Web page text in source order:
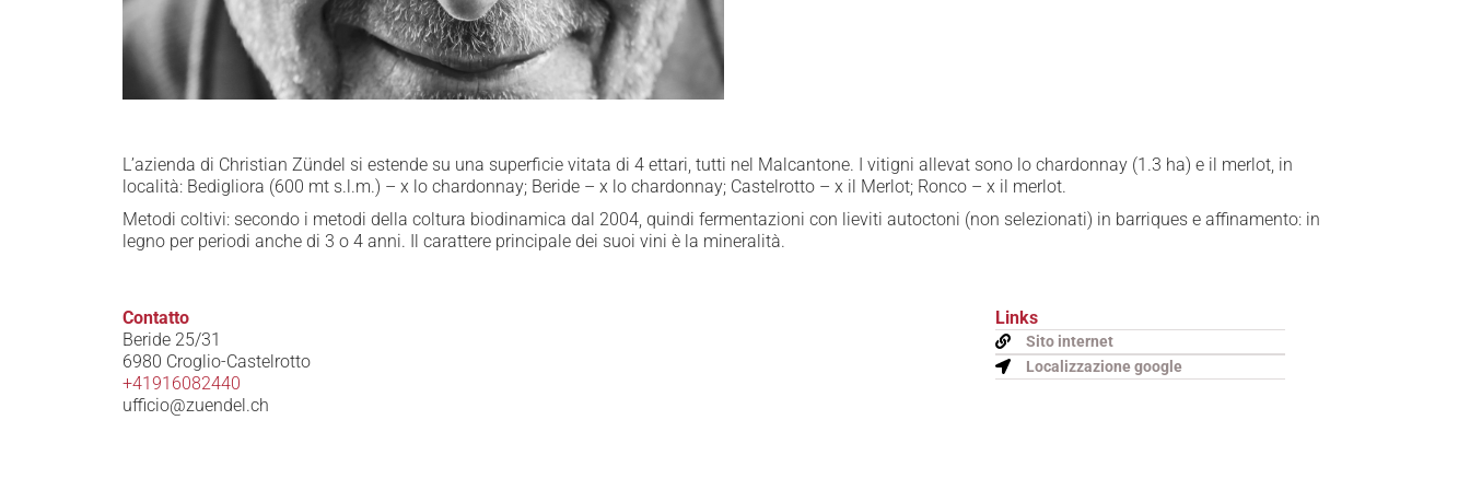
L’azienda di Christian Zündel si estende su una superficie vitata di 4 ettari, tutti nel Malcantone. I vitigni allevat sono lo chardonnay (1.3 ha) e il merlot, in
località: Bedigliora (600 mt s.l.m.) – x lo chardonnay; Beride – x lo chardonnay; Castelrotto – x il Merlot; Ronco – x il merlot.
Metodi coltivi: secondo i metodi della coltura biodinamica dal 2004, quindi fermentazioni con lieviti autoctoni (non selezionati) in barriques e affinamento: in
legno per periodi anche di 3 o 4 anni. Il carattere principale dei suoi vini è la mineralità.
Contatto
Beride 25/31
6980 Croglio-Castelrotto
+41916082440
ufficio@zuendel.ch
Links
Sito internet
Localizzazione google